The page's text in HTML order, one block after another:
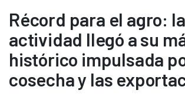
Récord para el agro: la
actividad llegó a su
histórico impulsada
cosecha y las